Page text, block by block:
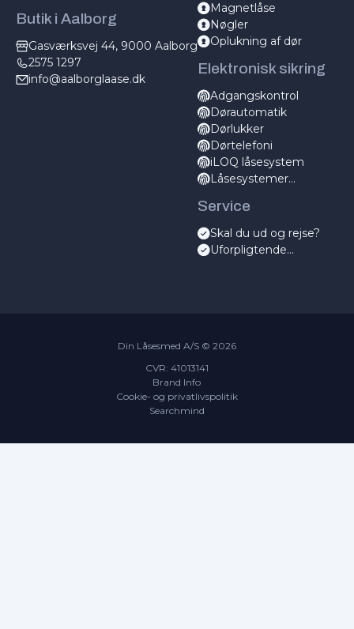
Butik i Aalborg
Gasværksvej 44, 9000 Aalborg
2575 1297
info@aalborglaase.dk
mekanisk
Magnetlåse
Nøgler
Oplukning af dør
Elektronisk sikring
Adgangskontrol
Dørautomatik
Dørlukker
Dørtelefoni
iLOQ låsesystem
Låsesystemer
Service
Skal du ud og rejse?
Uforpligtende
Din Låsesmed A/S © 2026
CVR: 41013141
Brand Info
Cookie- og privatlivspolitik
Searchmind